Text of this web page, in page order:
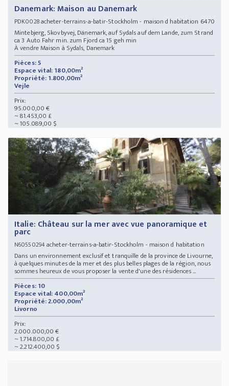
Danemark: Maison au Danemark
PDK0028acheter-terrains-a-batir-Stockholm - maison d habitation 6470
Mintebjerg, Skovbyvej, Dänemark, auf Sydals auf dem Lande, zum Strand
ca 3 Auto Fahr min. zum Fjord ca 15 geh min
À vendre Maison à Sydals, Danemark
Pièces: 5
Espace vital: 180,00m²
Propriété: 1.800,00m²
Vejle
Prix:
95.000,00 €
~ 81.453,00 £
~ 105.089,00 $
Italie: Château sur la mer avec vue panoramique et
parc
N60550294acheter-terrains-a-batir-Stockholm - maison d habitation
Dans un environnement exclusif et tranquille de la province de Livourne,
à quelques minutes de la mer et des plus belles plages de la région, nous
sommes heureux de vous proposer la vente d'une des résidences ...
Pièces: 10
Espace vital: 400,00m²
Propriété: 2.000,00m²
Livorno
Prix:
2.000.000,00 €
~ 1.714.800,00 £
~ 2.212.400,00 $